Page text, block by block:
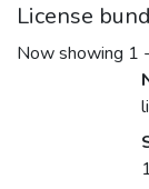
License
Now showing 1